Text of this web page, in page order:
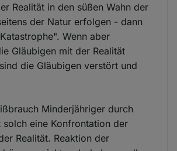
Realität in den süßen Wahn der
der Natur erfolgen - dann
Wenn aber
Gläubigen mit der Realität
die Gläubigen verstört und
Minderjähriger durch
solch eine Konfrontation der
Realität. Reaktion der